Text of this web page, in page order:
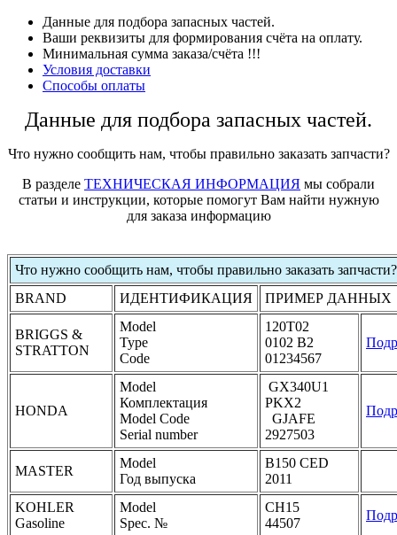
Данные для подбора запасных частей.
Ваши реквизиты для формирования счёта на оплату.
Минимальная сумма заказа/счёта !!!
Условия доставки
Способы оплаты
Данные для подбора запасных частей.
Что нужно сообщить нам, чтобы правильно заказать запчасти?
В разделе ТЕХНИЧЕСКАЯ ИНФОРМАЦИЯ мы собрали
статьи и инструкции, которые помогут Вам найти нужную
для заказа информацию
Что нужно сообщить нам, чтобы правильно заказать запчасти?
BRAND
ИДЕНТИФИКАЦИЯ ПРИМЕР ДАННЫХ
BRIGGS &
STRATTON
Model
Type
Code
120T02
0102 B2
01234567
HONDA
Model
Комплектация
Model Code
Serial number
GX340U1
PKX2
GJAFE
2927503
MASTER
Model
Год выпуска
B150 CED
2011
KOHLER
Gasoline
Model
Spec. №
CH15
44507